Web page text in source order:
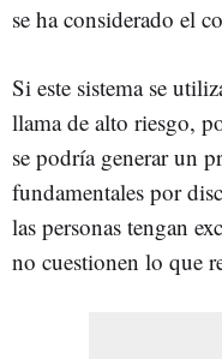
se ha considerado el
Si este sistema se
llama de alto riesgo,
se podría generar un
fundamentales por
las personas tengan
no cuestionen lo que